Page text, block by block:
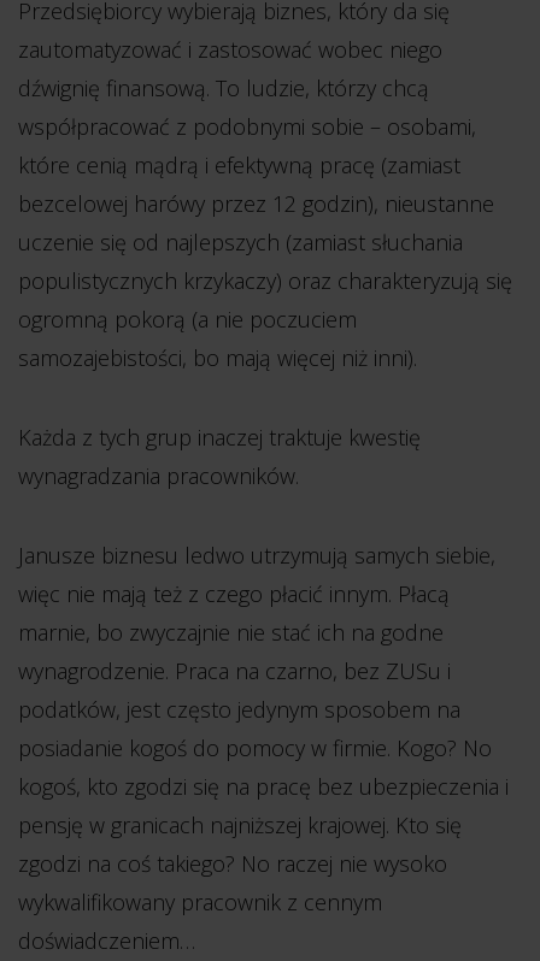
Przedsiębiorcy wybierają biznes, który da się
zautomatyzować i zastosować wobec niego
dźwignię finansową. To ludzie, którzy chcą
współpracować z podobnymi sobie – osobami,
które cenią mądrą i efektywną pracę (zamiast
bezcelowej harówy przez 12 godzin), nieustanne
uczenie się od najlepszych (zamiast słuchania
populistycznych krzykaczy) oraz charakteryzują się
ogromną pokorą (a nie poczuciem
samozajebistości, bo mają więcej niż inni).
Każda z tych grup inaczej traktuje kwestię
wynagradzania pracowników.
Janusze biznesu ledwo utrzymują samych siebie,
więc nie mają też z czego płacić innym. Płacą
marnie, bo zwyczajnie nie stać ich na godne
wynagrodzenie. Praca na czarno, bez ZUSu i
podatków, jest często jedynym sposobem na
posiadanie kogoś do pomocy w firmie. Kogo? No
kogoś, kto zgodzi się na pracę bez ubezpieczenia i
pensję w granicach najniższej krajowej. Kto się
zgodzi na coś takiego? No raczej nie wysoko
wykwalifikowany pracownik z cennym
doświadczeniem…